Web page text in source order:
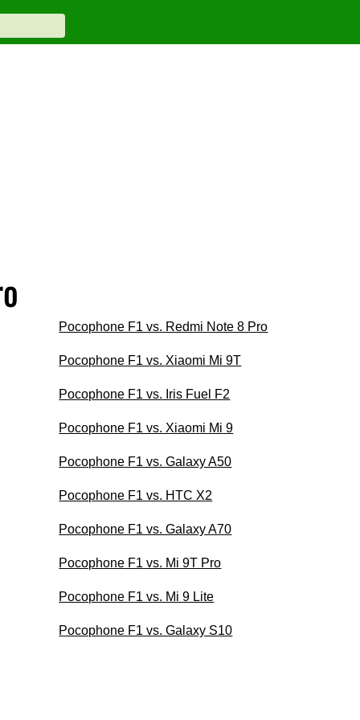
Pocophone F1 vs. Redmi Note 8 Pro
Pocophone F1 vs. Xiaomi Mi 9T
Pocophone F1 vs. Iris Fuel F2
Pocophone F1 vs. Xiaomi Mi 9
Pocophone F1 vs. Galaxy A50
Pocophone F1 vs. HTC X2
Pocophone F1 vs. Galaxy A70
Pocophone F1 vs. Mi 9T Pro
Pocophone F1 vs. Mi 9 Lite
Pocophone F1 vs. Galaxy S10